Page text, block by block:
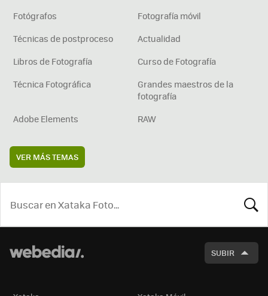
Fotógrafos
Fotografía móvil
Técnicas de postproceso
Actualidad
Libros de Fotografía
Curso de Fotografía
Técnica Fotográfica
Grandes maestros de la
fotografía
Adobe Elements
RAW
VER MÁS TEMAS
SUBIR